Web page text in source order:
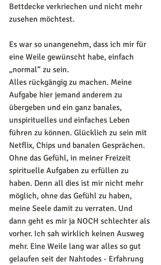
Bettdecke verkriechen und nicht mehr
zusehen möchtest.
Es war so unangenehm, dass ich mir für
eine Weile gewünscht habe, einfach
„normal“ zu sein.
Alles rückgängig zu machen. Meine
Aufgabe hier jemand anderem zu
übergeben und ein ganz banales,
unspirituelles und einfaches Leben
führen zu können. Glücklich zu sein mit
Netflix, Chips und banalen Gesprächen.
Ohne das Gefühl, in meiner Freizeit
spirituelle Aufgaben zu erfüllen zu
haben. Denn all dies ist mir nicht mehr
möglich, ohne das Gefühl zu haben,
meine Seele damit zu verraten. Und
dann geht es mir ja NOCH schlechter als
vorher. Ich sah wirklich keinen Ausweg
mehr. Eine Weile lang war alles so gut
gelaufen seit der Nahtodes - Erfahrung